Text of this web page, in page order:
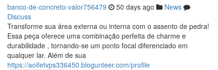
banco-de-concreto-valor756479 50 days ago
News
Discuss
Transforme sua área externa ou interna com o assento de pedra!
Essa peça oferece uma combinação perfeita de charme e
durabilidade , tornando-se um ponto focal diferenciado em
qualquer lar. Além de sua
https://aoifetvps336450.blogunteer.com/profile